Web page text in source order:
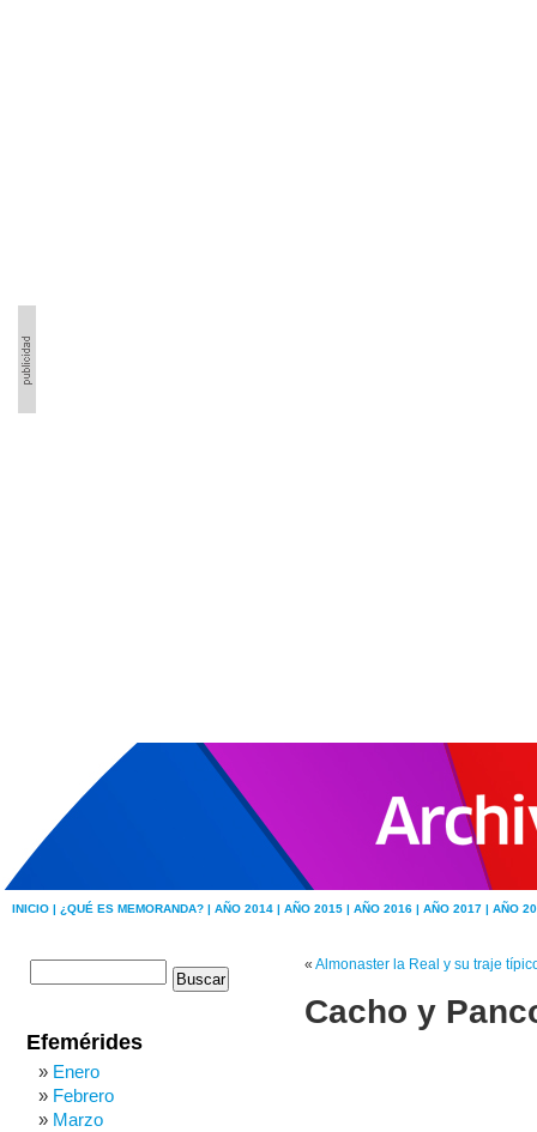
INICIO | ¿QUÉ ES MEMORANDA? | AÑO 2014 | AÑO 2015 | AÑO 2016 | AÑO 2017 | AÑO
« Almonaster la Real y su traje
Cacho y
Efemérides
Enero
Febrero
Marzo